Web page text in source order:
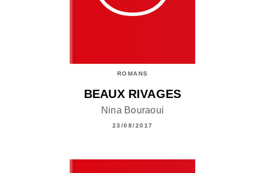
ROMANS
BEAUX RIVAGES
Nina Bouraoui
23/08/2017